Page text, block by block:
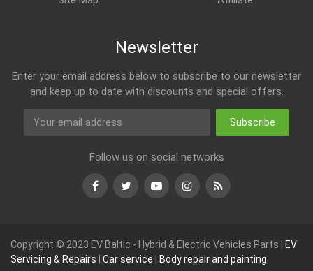
Newsletter
Enter your email address below to subscribe to our newsletter
and keep up to date with discounts and special offers.
Subscribe
Follow us on social networks
FacebookTwitterYoutubeInstagram
RSS
Copyright © 2023 EV Baltic - Hybrid & Electric Vehicles Parts |
EV
Servicing & Repairs
Car service Body repair and painting